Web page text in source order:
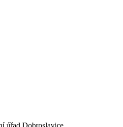
úřad Dobroslavice